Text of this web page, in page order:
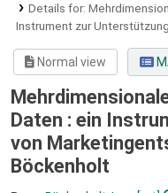
Details for:
Instrument zur
Normal view
Daten : ein
von
Böckenholt